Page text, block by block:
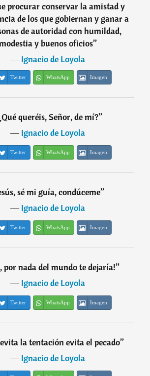
procurar conservar la amistad y
de los que gobiernan y ganar a
de autoridad con humildad,
y buenos oficios”
―Ignacio de Loyola
Twitter WhatsApp Imagen
queréis, Señor, de mí?”
―Ignacio de Loyola
Twitter WhatsApp Imagen
sé mi guía, condúceme”
―Ignacio de Loyola
Twitter WhatsApp Imagen
por nada del mundo te dejaría!”
―Ignacio de Loyola
Twitter WhatsApp Imagen
la tentación evita el pecado”
―Ignacio de Loyola